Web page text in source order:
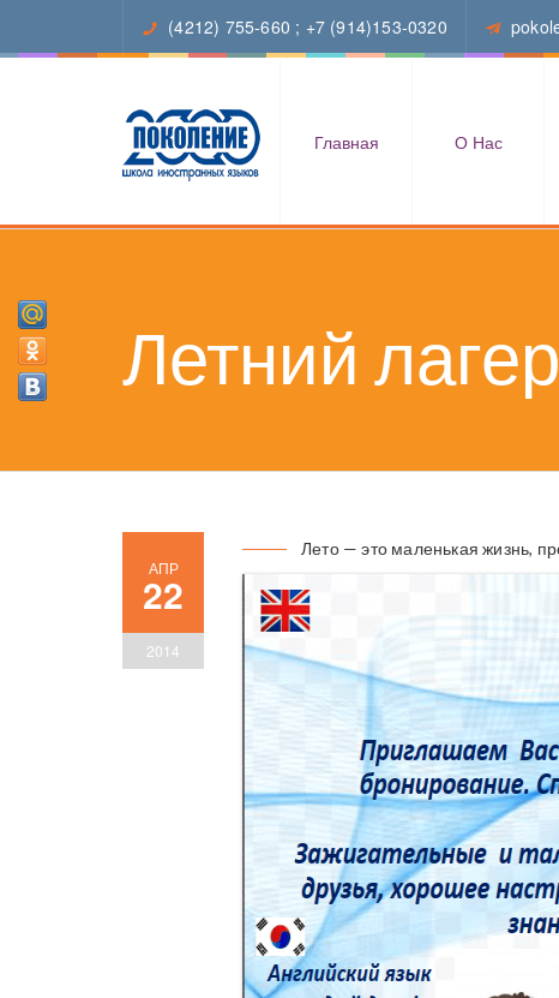
(4212) 755-660 ; +7 (914)153-0320
Главная О Нас
Летний
АПР
22
2014
Лето — это маленькая жизнь,